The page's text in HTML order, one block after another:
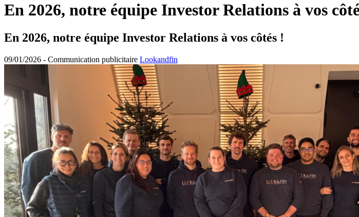
En 2026, notre équipe Investor Relations à vos
En 2026, notre équipe Investor Relations à vos côtés !
09/01/2026 - Communication publicitaire Lookandfin